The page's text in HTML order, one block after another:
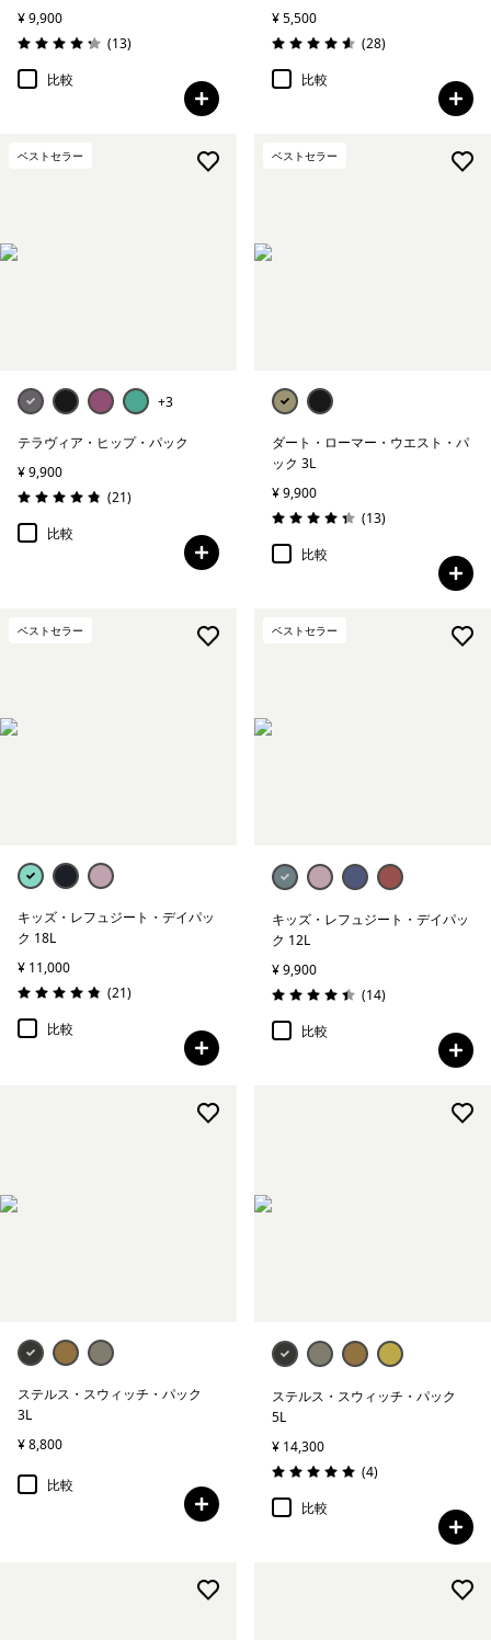
¥ 9,900
評価: 4.2 / 5
(13レビュー
)
比較
¥ 5,500
評価: 4.6 / 5
(28レビュー
)
比較
ベストセラー
+3
テラヴィア・ヒップ・パック
¥ 9,900
評価: 4.9 / 5
(21レビュー
)
比較
ベストセラー
ダート・ローマー・ウエスト・パ
ック 3L
¥ 9,900
評価: 4.3 / 5
(13レビュー
)
比較
ベストセラー
キッズ・レフュジート・デイパッ
ク 18L
¥ 11,000
評価: 4.9 / 5
(21レビュー
)
比較
ベストセラー
キッズ・レフュジート・デイパッ
ク 12L
¥ 9,900
評価: 4.4 / 5
(14レビュー
)
比較
ステルス・スウィッチ・パック
3L
¥ 8,800
比較
ステルス・スウィッチ・パック
5L
¥ 14,300
評価: 5.0 / 5
(4レビュー
)
比較